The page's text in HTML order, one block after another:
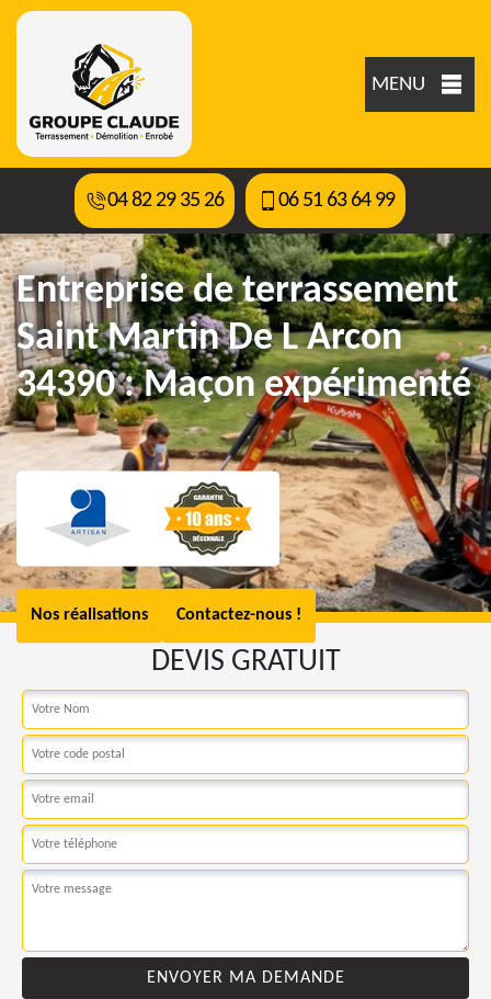
MENU
04 82 29 35 26 06 51 63 64 99
Entreprise de terrassement
Saint Martin De L Arcon
34390 : Maçon expérimenté
Nos réalisations Contactez-nous !
DEVIS GRATUIT